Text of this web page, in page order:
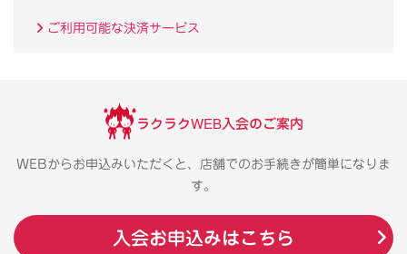
ご利用可能な決済サービス
ラクラクWEB入会のご案内
WEBからお申込みいただくと、店舗でのお手続きが簡単になりま
す。
入会お申込みはこちら